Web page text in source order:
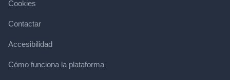
Cookies
Contactar
Accesibilidad
Cómo funciona la plataforma